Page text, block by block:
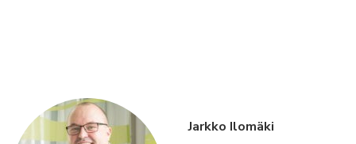
Jarkko Ilomäki